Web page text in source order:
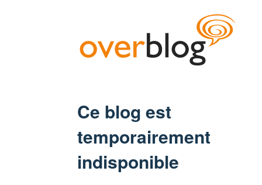
Ce blog est
temporairement
indisponible